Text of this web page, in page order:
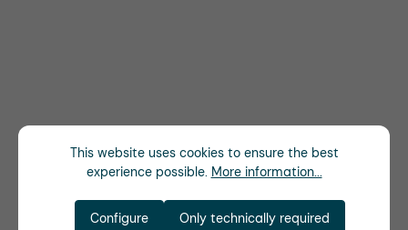
This website uses cookies to ensure the best
experience possible. More information...
Only technically required
Configure